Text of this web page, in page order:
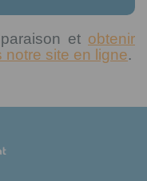
et obtenir
site en ligne.